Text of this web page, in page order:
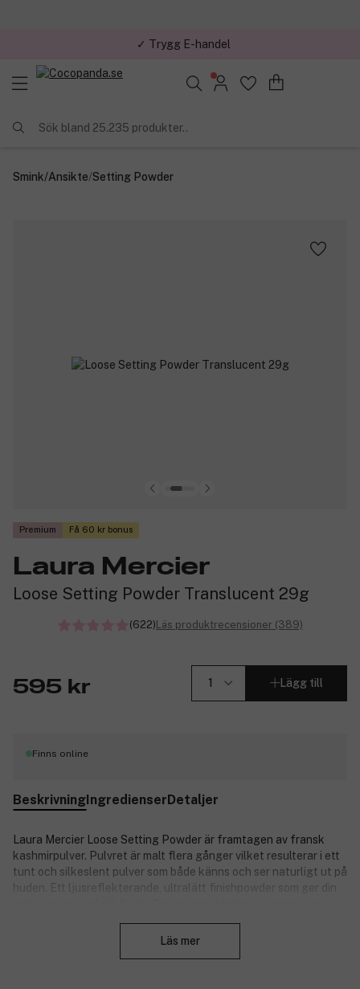
✓ Trygg E-handel
Sök bland 25.235 produkter..
Smink/Ansikte/Setting Powder
Premium Få 60 kr bonus
Laura Mercier
Loose Setting Powder Translucent 29g
(622)Läs produktrecensioner (389)
595 kr Lägg till
Finns online
BeskrivningIngredienserDetaljer
Laura Mercier Loose Setting Powder är framtagen av fransk
kashmirpulver. Pulvret är malt flera gånger vilket resulterar i ett
tunt och silkeslent pulver som både känns och ser naturligt ut på
huden. Ett ljusreflekterande, ultralätt finishpowder som ger din
för att ge en silkeslen finish. Pudret ger en lätt färg och
Läs mer